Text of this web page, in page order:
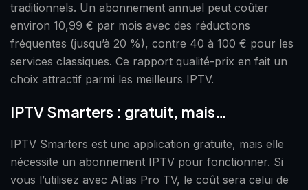
traditionnels. Un abonnement annuel peut coûter
environ 10,99 € par mois avec des réductions
fréquentes (jusqu’à 20 %), contre 40 à 100 € pour les
services classiques. Ce rapport qualité-prix en fait un
choix attractif parmi les meilleurs IPTV.
IPTV Smarters : gratuit, mais…
IPTV Smarters est une application gratuite, mais elle
nécessite un abonnement IPTV pour fonctionner. Si
vous l’utilisez avec Atlas Pro TV, le coût sera celui de